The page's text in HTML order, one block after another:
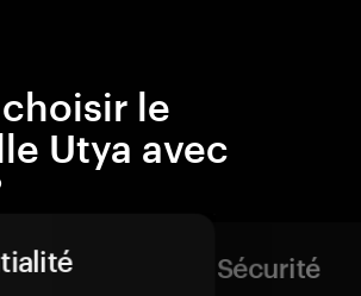
le
Utya avec
Sécurité